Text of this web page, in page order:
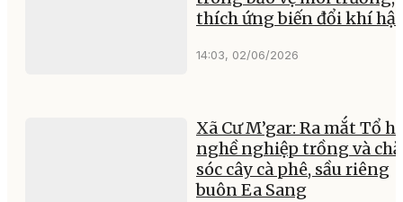
thích ứng biến đổi khí
14:03, 02/06/2026
Xã Cư M’gar: Ra mắt Tổ
nghề nghiệp trồng và
sóc cây cà phê, sầu riêng
buôn Ea Sang